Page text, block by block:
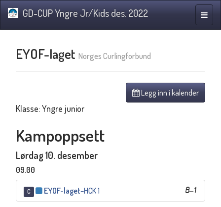
GD-CUP Yngre Jr/Kids des. 2022
EYOF-laget Norges Curlingforbund
Legg inn i kalender
Klasse: Yngre junior
Kampoppsett
Lørdag 10. desember
09.00
C 8–1
EYOF-laget–HCK 1